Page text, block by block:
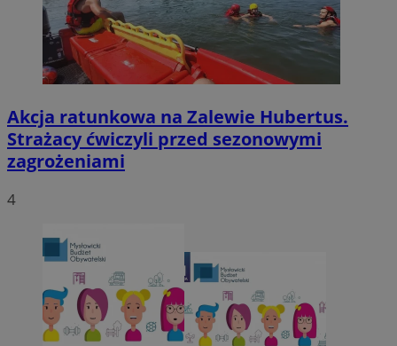
Akcja ratunkowa na Zalewie Hubertus.
Strażacy ćwiczyli przed sezonowymi
zagrożeniami
4